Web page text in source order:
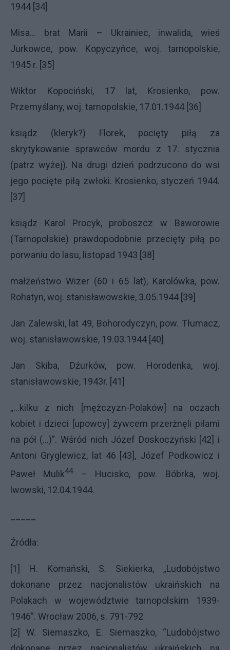
1944 [34]
Misa… brat Marii – Ukrainiec, inwalida, wieś
Jurkowce, pow. Kopyczyńce, woj. tarnopolskie,
1945 r. [35]
Wiktor Kopociński, 17 lat, Krosienko, pow.
Przemyślany, woj. tarnopolskie, 17.01.1944 [36]
ksiądz (kleryk?) Florek, pocięty piłą za
skrytykowanie sprawców mordu z 17. stycznia
(patrz wyżej). Na drugi dzień podrzucono do wsi
jego pocięte piłą zwłoki. Krosienko, styczeń 1944.
[37]
ksiądz Karol Procyk, proboszcz w Baworowie
(Tarnopolskie) prawdopodobnie przecięty piłą po
porwaniu do lasu, listopad 1943 [38]
małżeństwo Wizer (60 i 65 lat), Karolówka, pow.
Rohatyn, woj. stanisławowskie, 3.05.1944 [39]
Jan Zalewski, lat 49, Bohorodyczyn, pow. Tłumacz,
woj. stanisławowskie, 19.03.1944 [40]
Jan Skiba, Dźurków, pow. Horodenka, woj.
stanisławowskie, 1943r. [41]
„...kilku z nich [mężczyzn-Polaków] na oczach
kobiet i dzieci [upowcy] żywcem przerżnęli piłami
na pół (...)”. Wśród nich Józef Doskoczyński [42] i
Antoni Gryglewicz, lat 46 [43], Józef Podkowicz i
Paweł Mulik44– Hucisko, pow. Bóbrka, woj.
lwowski, 12.04.1944.
Źródła:
[1] H. Komański, S. Siekierka, „Ludobójstwo
dokonane przez nacjonalistów ukraińskich na
Polakach w województwie tarnopolskim 1939-
1946”. Wrocław 2006, s. 791-792
[2] W. Siemaszko, E. Siemaszko, “Ludobójstwo